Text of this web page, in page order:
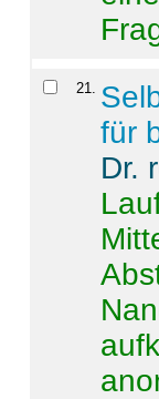
21
für
Dr.